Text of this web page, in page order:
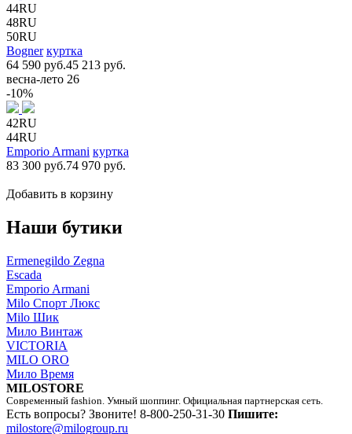
44RU
48RU
50RU
Bogner куртка
64 590 руб.45 213 руб.
весна-лето 26
-10%
42RU
44RU
Emporio Armani куртка
83 300 руб.74 970 руб.
Добавить в корзину
Наши бутики
Ermenegildo Zegna
Escada
Emporio Armani
Milo Спорт Люкс
Milo Шик
Мило Винтаж
VICTORIA
MILO ORO
Мило Время
MILOSTORE
Современный fashion. Умный шоппинг. Официальная партнерская сеть.
Есть вопросы? Звоните! 8-800-250-31-30 Пишите:
milostore@milogroup.ru